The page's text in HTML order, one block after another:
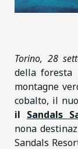
Torino, 28
della foresta
montagne
cobalto, il
il Sandals
nona
Sandals